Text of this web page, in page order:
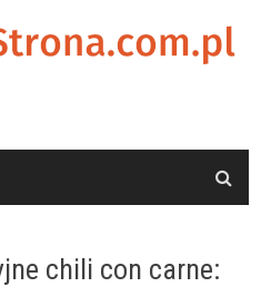
chili con carne: